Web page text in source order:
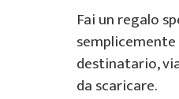
Fai un regalo
destinatario,
da scaricare.